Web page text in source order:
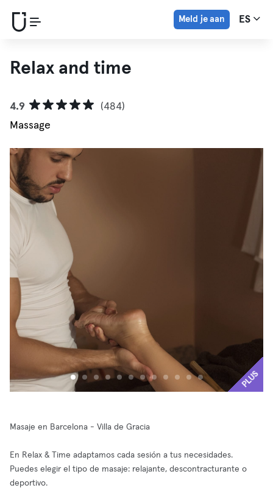
Meld je aan ES
Relax and time
4.9
(484)
Massage
PLUS
Masaje en Barcelona - Villa de Gracia
En Relax & Time adaptamos cada sesión a tus necesidades.
Puedes elegir el tipo de masaje: relajante, descontracturante o
deportivo.